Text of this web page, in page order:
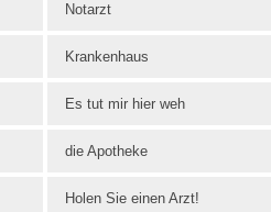
Notarzt
Krankenhaus
Es tut mir hier weh
die Apotheke
Holen Sie einen Arzt!